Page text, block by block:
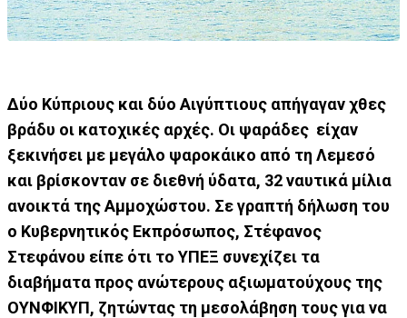
Δύο Κύπριους και δύο Αιγύπτιους απήγαγαν χθες
βράδυ οι κατοχικές αρχές. Οι ψαράδες είχαν
ξεκινήσει με μεγάλο ψαροκάικο από τη Λεμεσό
και βρίσκονταν σε διεθνή ύδατα, 32 ναυτικά μίλια
ανοικτά της Αμμοχώστου. Σε γραπτή δήλωση του
ο Κυβερνητικός Εκπρόσωπος, Στέφανος
Στεφάνου είπε ότι το ΥΠΕΞ συνεχίζει τα
διαβήματα προς ανώτερους αξιωματούχους της
ΟΥΝΦΙΚΥΠ, ζητώντας τη μεσολάβηση τους για να